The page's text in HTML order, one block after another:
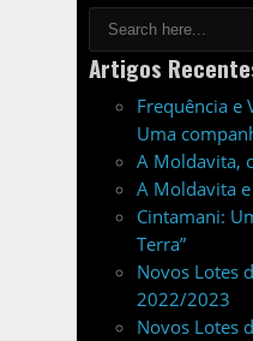
Artigos
Frequência e
Uma
A Moldavita,
A Moldavita e
Cintamani:
Terra”
Novos Lotes
2022/2023
Novos Lotes